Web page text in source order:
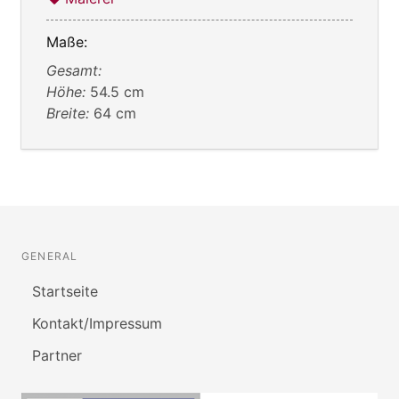
Maße:
Gesamt:
Höhe: 54.5 cm
Breite: 64 cm
GENERAL
Startseite
Kontakt/Impressum
Partner